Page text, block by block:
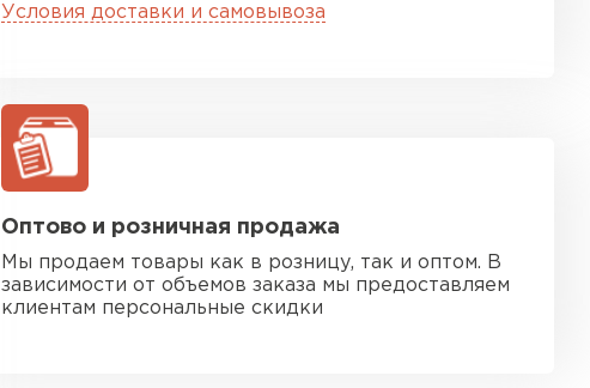
Условия доставки и самовывоза
Оптово и розничная продажа
Мы продаем товары как в розницу, так и оптом. В
зависимости от объемов заказа мы предоставляем
клиентам персональные скидки